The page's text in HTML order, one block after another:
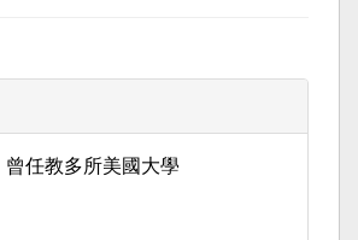
曾任教多所美國大學